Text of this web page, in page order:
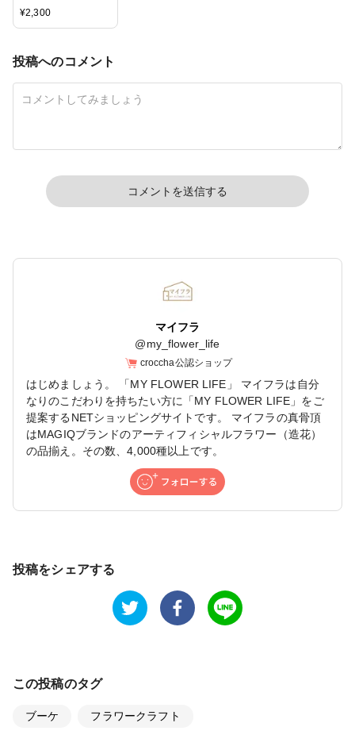
ンクライラック ア
ーティフィシャルフ
ラ
¥2,300
投稿へのコメント
コメントを送信する
マイフラ
@my_flower_life
croccha公認ショップ
はじめましょう。 「MY FLOWER LIFE」 マイフラは自分
なりのこだわりを持ちたい方に「MY FLOWER LIFE」をご
提案するNETショッピングサイトです。 マイフラの真骨頂
はMAGIQブランドのアーティフィシャルフラワー（造花）
の品揃え。その数、4,000種以上です。
投稿をシェアする
この投稿のタグ
ブーケ フラワークラフト